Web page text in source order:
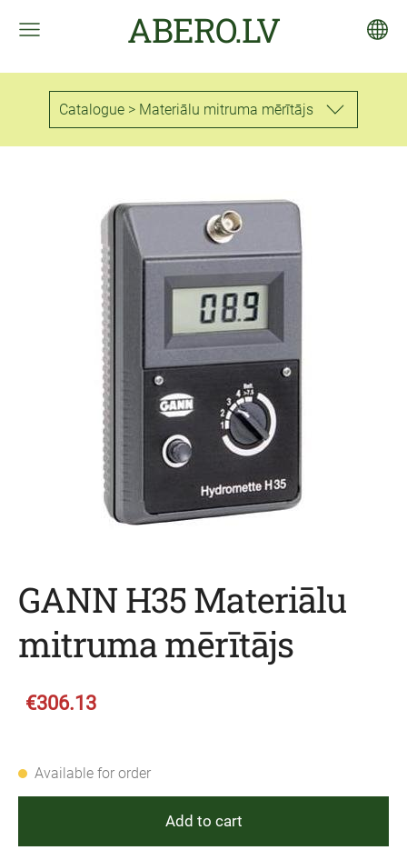
ABERO.LV
Catalogue > Materiālu mitruma mērītājs
GANN H35 Materiālu
mitruma mērītājs
€306.13
Available for order
Add to cart